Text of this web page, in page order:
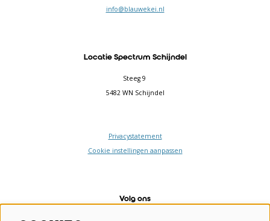
info@blauwekei.nl
Locatie Spectrum Schijndel
Steeg 9
5482 WN Schijndel
Privacystatement
Cookie instellingen aanpassen
Volg ons